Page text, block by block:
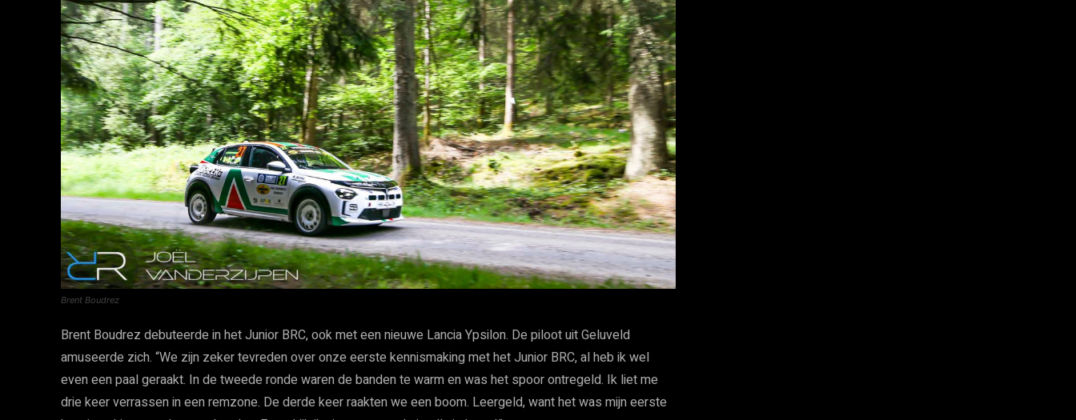
Brent Boudrez
Brent Boudrez debuteerde in het Junior BRC, ook met een nieuwe Lancia Ypsilon. De piloot uit Geluveld
amuseerde zich. “We zijn zeker tevreden over onze eerste kennismaking met het Junior BRC, al heb ik wel
even een paal geraakt. In de tweede ronde waren de banden te warm en was het spoor ontregeld. Ik liet me
drie keer verrassen in een remzone. De derde keer raakten we een boom. Leergeld, want het was mijn eerste